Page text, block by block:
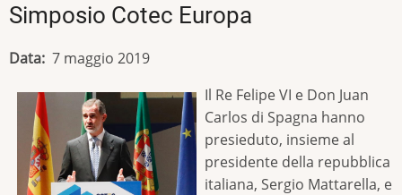
Simposio Cotec Europa
Data 7 maggio 2019
Il Re Felipe VI e Don Juan
Carlos di Spagna hanno
presieduto, insieme al
presidente della repubblica
italiana, Sergio Mattarella, e